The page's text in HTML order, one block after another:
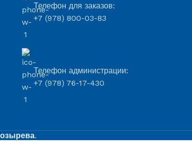
Телефон для заказов:
+7 (978) 800-03-83
Телефон администрации:
+7 (978) 76-17-430
.